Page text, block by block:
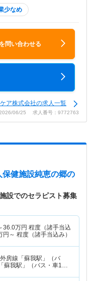
少なめ
問い合わせる
ア株式会社の求人一覧
06/25 求人番号：9772763
健施設純恵の郷の
設でのセラピスト募集
36.0万円 程度（諸手当込
円～ 程度（諸手当込み）
外房線「蘇我駅」（バ
蘇我駅」（バス・車15